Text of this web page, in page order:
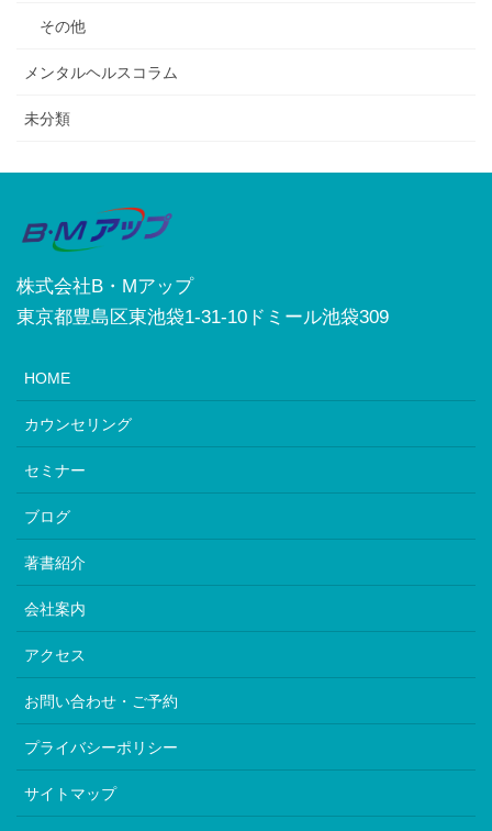
その他
メンタルヘルスコラム
未分類
株式会社B・Mアップ
東京都豊島区東池袋1-31-10ドミール池袋309
HOME
カウンセリング
セミナー
ブログ
著書紹介
会社案内
アクセス
お問い合わせ・ご予約
プライバシーポリシー
サイトマップ